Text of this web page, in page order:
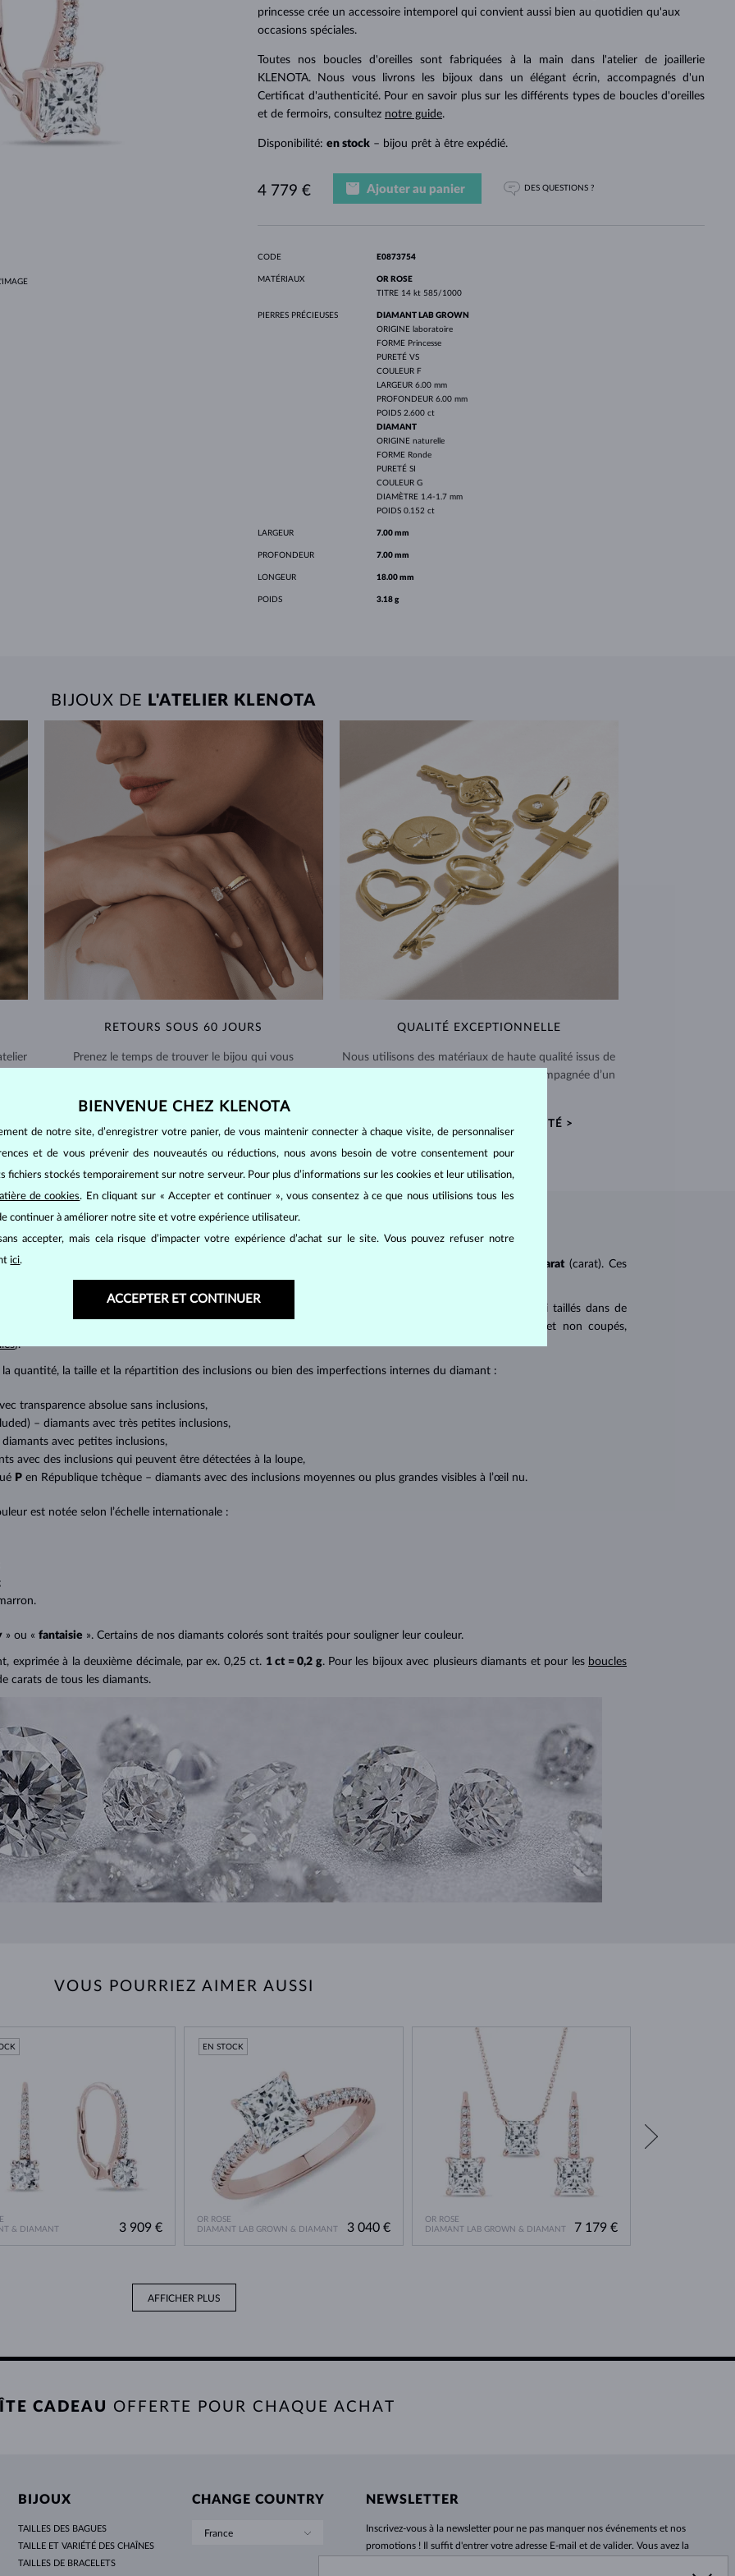
HALOORIGINAUX POUR FEMMES EN OR JAUNE
POUR FEMMES EN OR ROSE
OR BLANC
JAUNE
ROSE
PRÉCIEUSES OR ROSE
MAGNÉTIQUES
D´EAU DOUCE
PERLES
DÉCOUVRIR
CLOS OR BLANC
ROSE
LETNÍ VRSTVENÍ
LA MAMAN IDÉES CADEAUXprincesse crée un accessoire intemporel qui convient aussi bien au quotidien qu'aux
occasions spéciales.
Toutes nos boucles d'oreilles sont fabriquées à la main dans l'atelier de joaillerie
KLENOTA. Nous vous livrons les bijoux dans un élégant écrin, accompagnés d'un
Certificat d'authenticité. Pour en savoir plus sur les différents types de boucles d'oreilles
et de fermoirs, consultez notre guide.
Disponibilité: en stock – bijou prêt à être expédié.
4 779 € Ajouter au panier DES QUESTIONS ?
CODE E0873754
MATÉRIAUX
OR ROSE
TITRE 14 kt 585/1000
PIERRES PRÉCIEUSES
DIAMANT LAB GROWN
ORIGINE laboratoire
FORME Princesse
PURETÉ VS
COULEUR F
LARGEUR 6.00 mm
PROFONDEUR 6.00 mm
POIDS 2.600 ct
DIAMANT
ORIGINE naturelle
FORME Ronde
PURETÉ SI
COULEUR G
DIAMÈTRE 1.4-1.7 mm
POIDS 0.152 ct
LARGEUR 7.00 mm
PROFONDEUR 7.00 mm
LONGEUR 18.00 mm
POIDS 3.18 g
BIJOUX DE L'ATELIER KLENOTA
RETOURS SOUS 60 JOURS
Prenez le temps de trouver le bijou qui vous
QUALITÉ EXCEPTIONNELLE
Nous utilisons des matériaux de haute qualité issus de
sources vérifiées. Chaque pièce est accompagnée d’un
CERTIFICATS D’AUTHENTICITÉ >
BIJOUX ENDIAMANT
carat (carat). Ces
brillant. La taille ronde dite
appartient aux tailles les plus populaires. Les diamants sont aussi taillés dans de
baguette, cœur, larme, ovale ou princesse (quadrilatère ou triangulaire avec angles pointus et non coupés,
).
quantité, la taille et la répartition des inclusions ou bien des imperfections internes du diamant :
transparence absolue sans inclusions,
– diamants avec très petites inclusions,
avec petites inclusions,
avec des inclusions qui peuvent être détectées à la loupe,
P en République tchèque – diamants avec des inclusions moyennes ou plus grandes visibles à l’œil nu.
est notée selon l’échelle internationale :
» ou « fantaisie ». Certains de nos diamants colorés sont traités pour souligner leur couleur.
exprimée à la deuxième décimale, par ex. 0,25 ct. 1 ct = 0,2 g. Pour les bijoux avec plusieurs diamants et pour les boucles
carats de tous les diamants.
VOUS POURRIEZ AIMER AUSSI
& DIAMANT
3 909 €
OR ROSE
DIAMANT LAB GROWN & DIAMANT
EN STOCK
3 040 €
OR ROSE
DIAMANT LAB GROWN & DIAMANT
7 179 €
AFFICHER PLUS
CADEAU OFFERTE POUR CHAQUE ACHAT
BIJOUX
TAILLES DES BAGUES
TAILLE ET VARIÉTÉ DES CHAÎNES
TAILLES DE BRACELETS
CHANGE COUNTRY
France
NEWSLETTER
Inscrivez-vous àla newsletter pour ne pas manquer nos événements et nos
promotions ! Il suffit d'entrer votre adresse E-mail et de valider. Vous avez la
BIENVENUE CHEZ KLENOTA
de notre site, d’enregistrer votre panier, de vous maintenir connecter à chaque visite, de personnaliser
et de vous prévenir des nouveautés ou réductions, nous avons besoin de votre consentement pour
fichiers stockés temporairement sur notre serveur. Pour plus d’informations sur les cookies et leur utilisation,
de cookies. En cliquant sur « Accepter et continuer », vous consentez à ce que nous utilisions tous les
continuer à améliorer notre site et votre expérience utilisateur.
accepter, mais cela risque d’impacter votre expérience d’achat sur le site. Vous pouvez refuser notre
ici.
ACCEPTER ET CONTINUER